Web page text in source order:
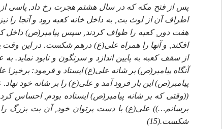
پس از فتح مكه كه در سال هشتم هجرت رخ داد, پاسى
اطراف آن از لوث بت, به داخل خانه كعبه رود و آنجا را
هفت دور, كعبه را طواف كردند, سپس پيامبر(ص) داخل
افكند, و آنها را همراه على(ع) درهم شكست. در اين
از سقف كعبه به پايين اندازد و سرنگون و نابود نمايد.
آنگاه پيامبر(ص) بر شانه على(ع) ايستاد و فرمود:
پيامبر(ص) اين بار فرود آمد و على(ع) را بر شانه خود
((وقتى كه بر شانه پيامبر(ص) ايستاده بودم, احساس
برسانم…)) على(ع) با دست پرتوان خود, آن بت بزرگ
شكست.(15)